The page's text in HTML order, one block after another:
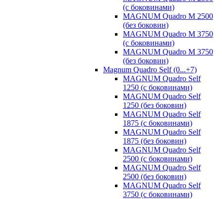
(с боковинами)
MAGNUM Quadro M 2500
(без боковин)
MAGNUM Quadro M 3750
(с боковинами)
MAGNUM Quadro M 3750
(без боковин)
Magnum Quadro Self (0...+7)
MAGNUM Quadro Self
1250 (с боковинами)
MAGNUM Quadro Self
1250 (без боковин)
MAGNUM Quadro Self
1875 (с боковинами)
MAGNUM Quadro Self
1875 (без боковин)
MAGNUM Quadro Self
2500 (с боковинами)
MAGNUM Quadro Self
2500 (без боковин)
MAGNUM Quadro Self
3750 (с боковинами)